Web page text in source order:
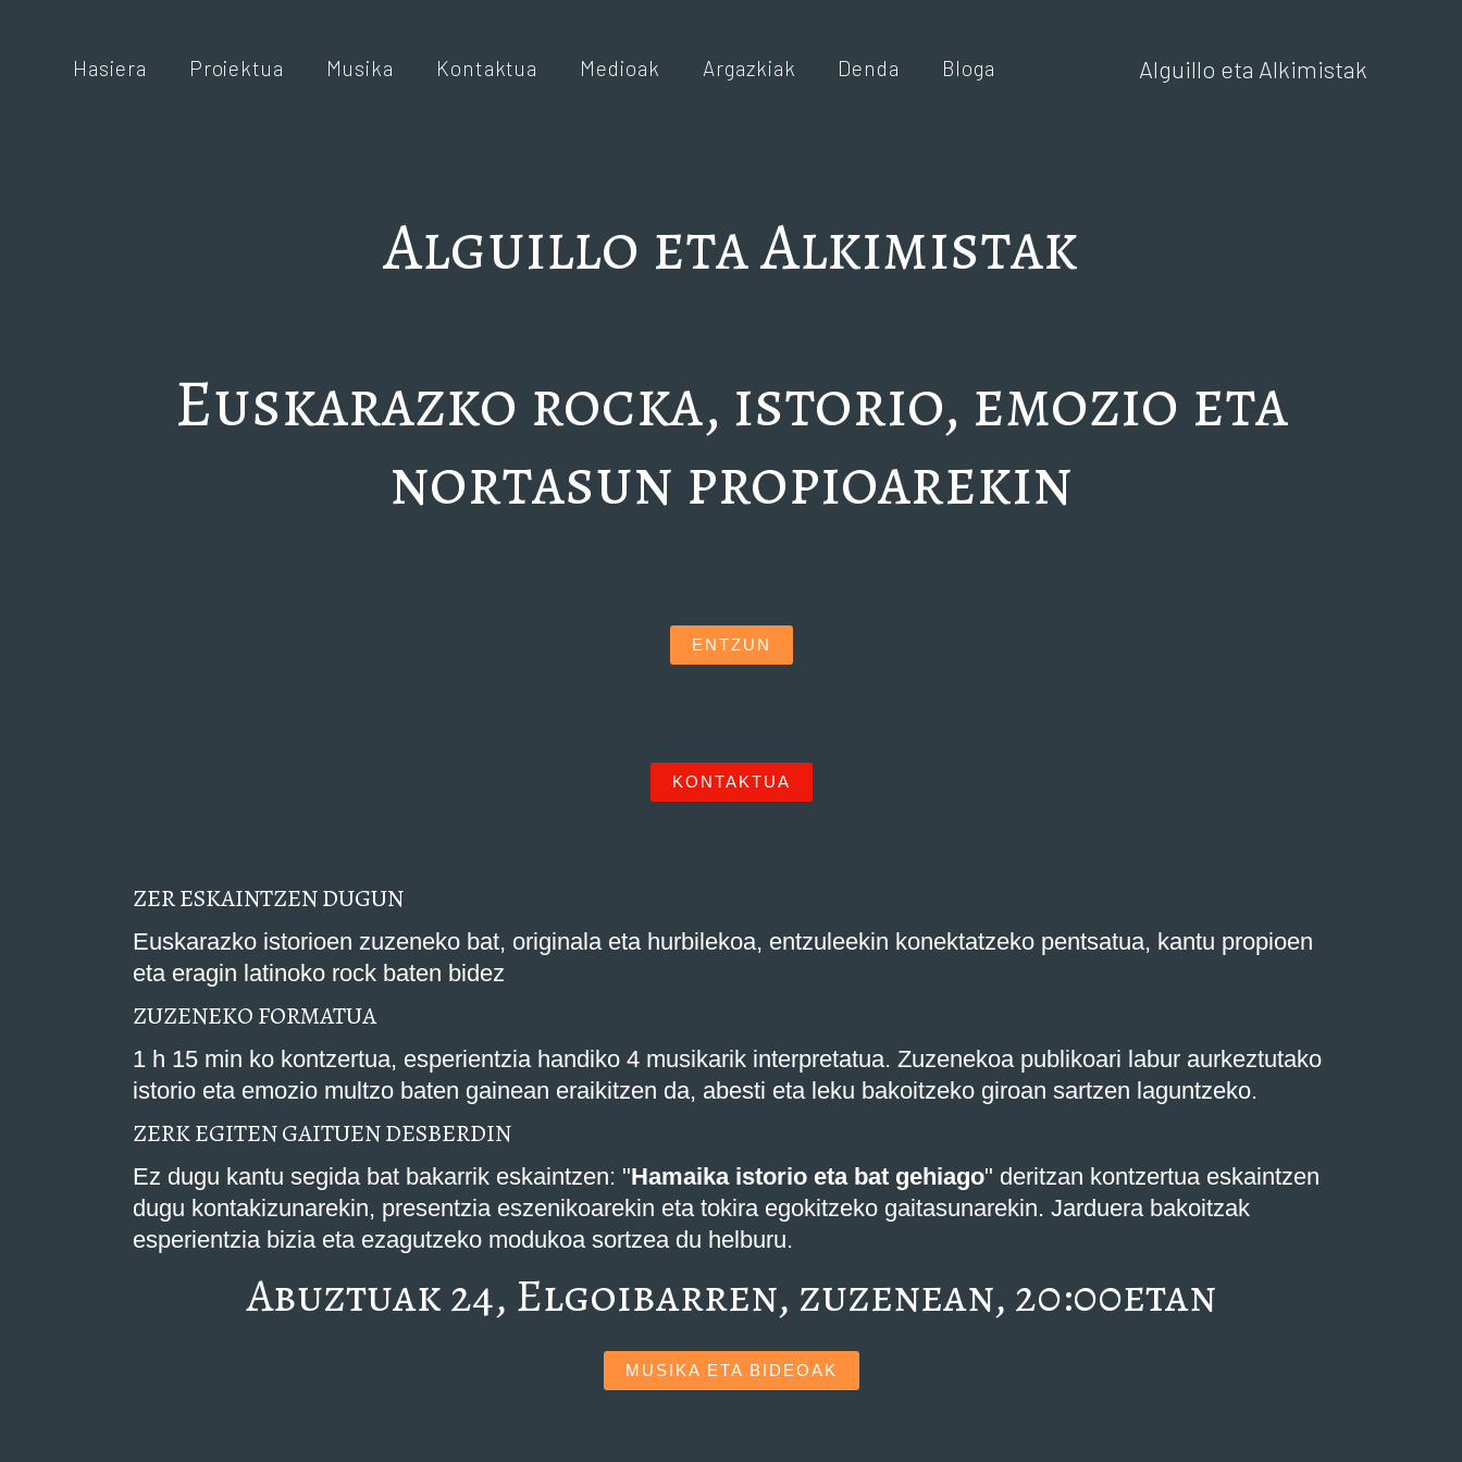
Hasiera Proiektua Musika Kontaktua Medioak Argazkiak Denda Bloga Alguillo eta Alkimistak
Alguillo eta Alkimistak
Euskarazko rocka, istorio, emozio eta
nortasun propioarekin
ENTZUN
KONTAKTUA
ZER ESKAINTZEN DUGUN
Euskarazko istorioen zuzeneko bat, originala eta hurbilekoa, entzuleekin konektatzeko pentsatua, kantu propioen
eta eragin latinoko rock baten bidez
ZUZENEKO FORMATUA
1 h 15 min ko kontzertua, esperientzia handiko 4 musikarik interpretatua. Zuzenekoa publikoari labur aurkeztutako
istorio eta emozio multzo baten gainean eraikitzen da, abesti eta leku bakoitzeko giroan sartzen laguntzeko.
ZERK EGITEN GAITUEN DESBERDIN
Ez dugu kantu segida bat bakarrik eskaintzen: "Hamaika istorio eta bat gehiago" deritzan kontzertua eskaintzen
dugu kontakizunarekin, presentzia eszenikoarekin eta tokira egokitzeko gaitasunarekin. Jarduera bakoitzak
esperientzia bizia eta ezagutzeko modukoa sortzea du helburu.
Abuztuak 24, Elgoibarren, zuzenean, 20:00etan
MUSIKA ETA BIDEOAK